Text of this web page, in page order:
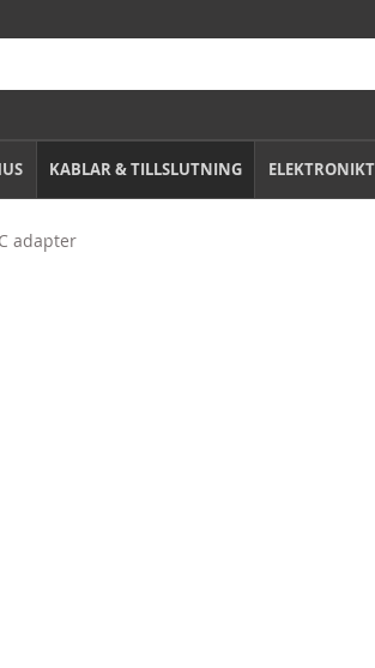
KABLAR & TILLSLUTNING
adapter